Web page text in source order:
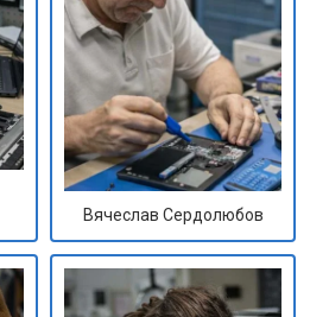
Вячеслав Сердолюбов